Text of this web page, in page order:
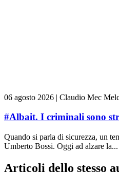
06 agosto 2026 | Claudio Mec
#Albait. I criminali sono
Quando si parla di sicurezza, un
Umberto Bossi. Oggi ad alzare la...
Articoli dello stesso